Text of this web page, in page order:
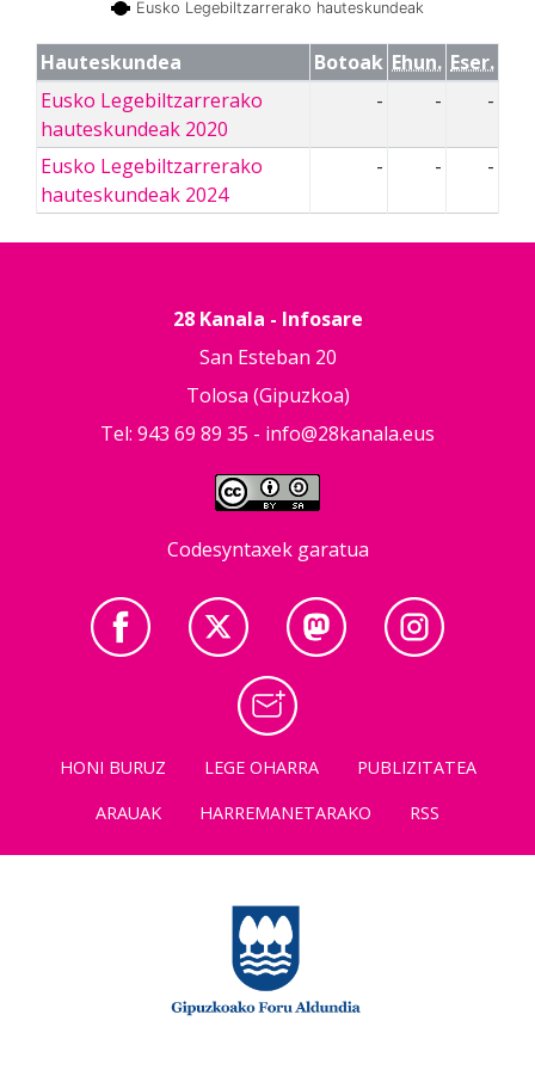
Eusko Legebiltzarrerako hauteskundeak
Hauteskundea Botoak Ehun. Eser.
Eusko Legebiltzarrerako
hauteskundeak 2020
- - -
Eusko Legebiltzarrerako
hauteskundeak 2024
- - -
28 Kanala - Infosare
San Esteban 20
Tolosa (Gipuzkoa)
Tel: 943 69 89 35 - info@28kanala.eus
Codesyntaxek garatua
HONI BURUZ LEGE OHARRA
PUBLIZITATEA
ARAUAK
HARREMANETARAKO RSS